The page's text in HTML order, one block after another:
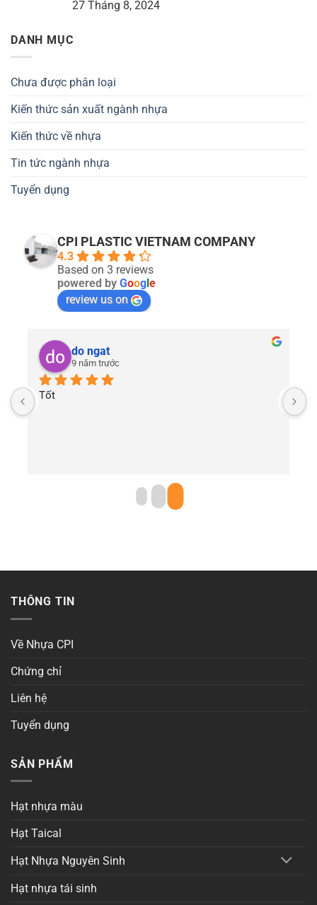
27 Tháng 8, 2024
DANH MỤC
Chưa được phân loại
Kiến thức sản xuất ngành nhựa
Kiến thức về nhựa
Tin tức ngành nhựa
Tuyển dụng
CPI PLASTIC VIETNAM COMPANY
4.3
Based on 3 reviews
powered by Goog e
review us on
do ngat
9 năm trước
Tốt
THÔNG TIN
Về Nhựa CPI
Chứng chỉ
Liên hệ
Tuyển dụng
SẢN PHẨM
Hạt nhựa màu
Hạt Taical
Hạt Nhựa Nguyên Sinh
Hạt nhựa tái sinh